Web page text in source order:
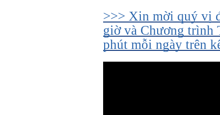
>>> Xin mời quý vị
giờ và Chương trình
phút mỗi ngày trên